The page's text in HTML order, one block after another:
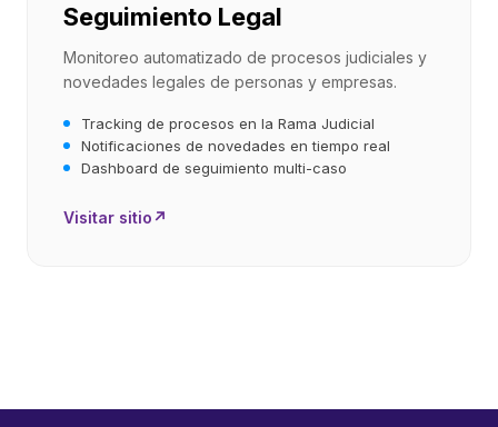
Seguimiento Legal
Monitoreo automatizado de procesos judiciales y
novedades legales de personas y empresas.
Tracking de procesos en la Rama Judicial
Notificaciones de novedades en tiempo real
Dashboard de seguimiento multi-caso
Visitar sitio↗